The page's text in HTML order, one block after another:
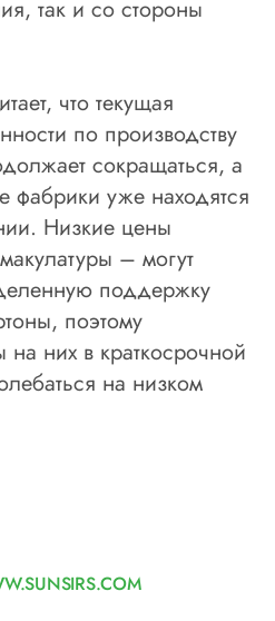
так и со стороны
что текущая
по производству
сокращаться, а
фабрики уже находятся
Низкие цены
– могут
поддержку
поэтому
них в краткосрочной
на низком